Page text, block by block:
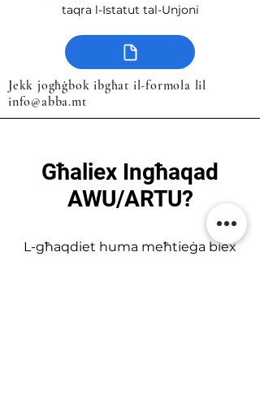
taqra l-Istatut tal-Unjoni
Jekk jogħġbok ibgħat il-formola lil
info@abba.mt
Għaliex Ingħaqad
AWU/ARTU?
L-għaqdiet huma meħtieġa biex